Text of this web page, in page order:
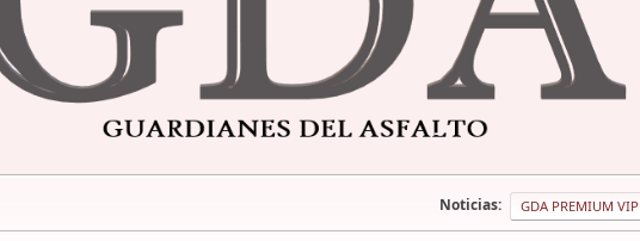
Noticias: GDA PREMIUM VIP